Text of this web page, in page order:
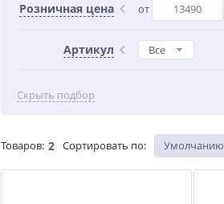
Розничная цена от
Артикул Все
Скрыть подбор
Товаров: 2 Сортировать по: Умолчанию